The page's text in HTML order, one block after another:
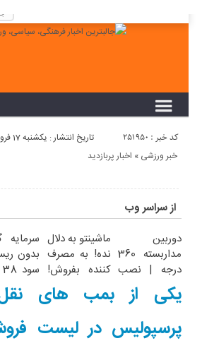
برويد و منوي خود را ايجاد كنيد!
کد خبر : 251950 تاریخ انتشار : یکشنبه 17 فروردین 1404 - 15:37
اخبار پربازدید « خبر ورزشی
از سراسر وب
دوربین
مداربسته 360
درجه | نصب
آسان و راحت
ماشینتو به دلال
نده! به مصرف
کننده بفروش!
بدون پاسخ به
یک تماس
سرمایه
بدون
سالانه
یکی از بمب های نقل
پرسپولیس در لیست